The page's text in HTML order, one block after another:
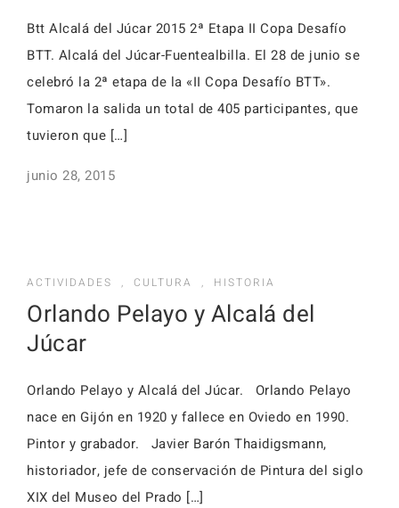
Btt Alcalá del Júcar 2015 2ª Etapa II Copa Desafío
BTT. Alcalá del Júcar-Fuentealbilla. El 28 de junio se
celebró la 2ª etapa de la «II Copa Desafío BTT».
Tomaron la salida un total de 405 participantes, que
tuvieron que […]
junio 28, 2015
ACTIVIDADES , CULTURA , HISTORIA
Orlando Pelayo y Alcalá del
Júcar
Orlando Pelayo y Alcalá del Júcar. Orlando Pelayo
nace en Gijón en 1920 y fallece en Oviedo en 1990.
Pintor y grabador. Javier Barón Thaidigsmann,
historiador, jefe de conservación de Pintura del siglo
XIX del Museo del Prado […]